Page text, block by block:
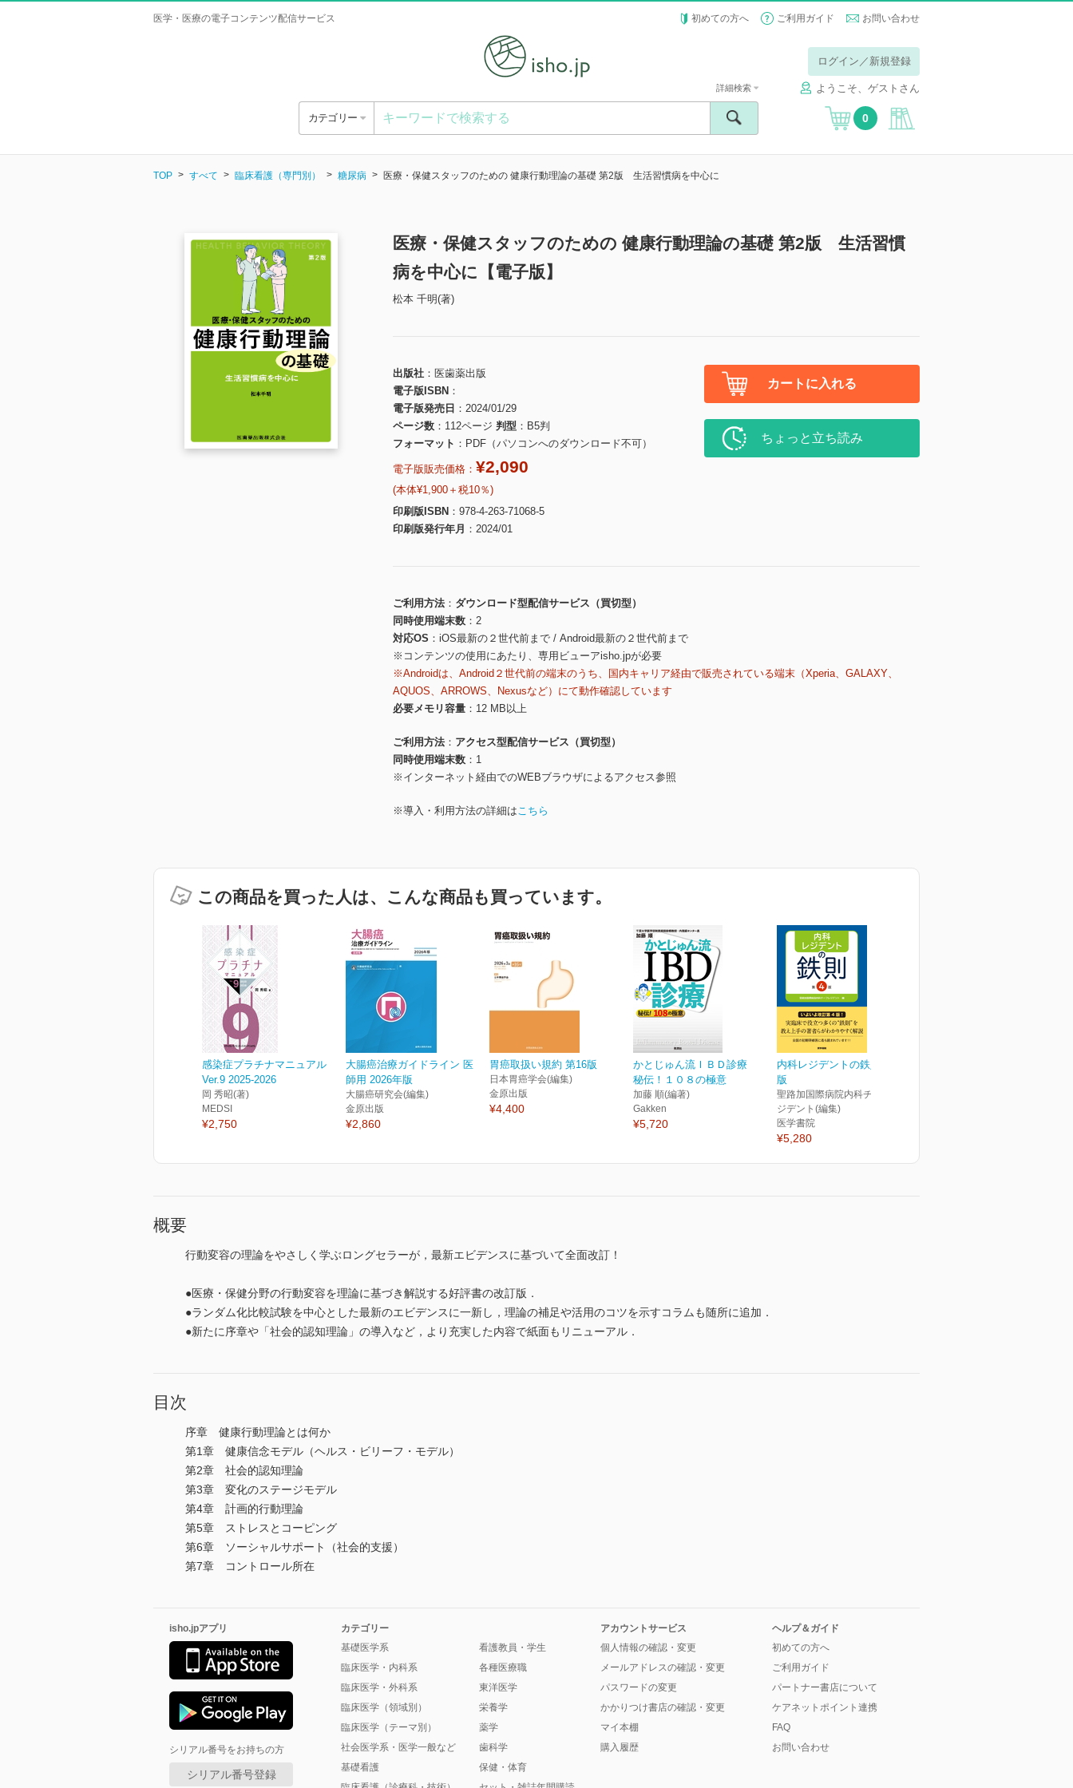
医学・医療の電子コンテンツ配信サービス 初めての方へ ご利用ガイド お問い合わせ
ログイン／新規登録
ようこそ、ゲストさん
カテゴリー
詳細検索
0
TOP すべて 臨床看護（専門別） 糖尿病 医療・保健スタッフのための 健康行動理論の基礎 第2版 生活習慣病を中心に
医療・保健スタッフのための 健康行動理論の基礎 第2版 生活習慣
病を中心に【電子版】
松本 千明(著)
出版社
医歯薬出版
電子版ISBN
電子版発売日
2024/01/29
ページ数
112ページ 判型
B5判
フォーマット
PDF（パソコンへのダウンロード不可）
電子版販売価格： ¥2,090
(本体¥1,900＋税10％)
印刷版ISBN
978-4-263-71068-5
印刷版発行年月
2024/01
カートに入れる
ちょっと立ち読み
ご利用方法
ダウンロード型配信サービス（買切型）
同時使用端末数
2
対応OS
iOS最新の２世代前まで / Android最新の２世代前まで
※コンテンツの使用にあたり、専用ビューアisho.jpが必要
※Androidは、Android２世代前の端末のうち、国内キャリア経由で販売されている端末（Xperia、GALAXY、
AQUOS、ARROWS、Nexusなど）にて動作確認しています
必要メモリ容量
12 MB以上
ご利用方法
アクセス型配信サービス（買切型）
同時使用端末数
1
※インターネット経由でのWEBブラウザによるアクセス参照
※導入・利用方法の詳細はこちら
この商品を買った人は、こんな商品も買っています。
感染症プラチナマニュアル
Ver.9 2025-2026
岡 秀昭(著)
MEDSI
¥2,750
大腸癌治療ガイドライン 医
師用 2026年版
大腸癌研究会(編集)
金原出版
¥2,860
胃癌取扱い規約 第16版
日本胃癌学会(編集)
金原出版
¥4,400
かとじゅん流ＩＢＤ診療
秘伝！１０８の極意
加藤 順(編著)
Gakken
¥5,720
内科レジデントの鉄則 第4
版
聖路加国際病院内科チーフレ
ジデント(編集)
医学書院
¥5,280
概要
行動変容の理論をやさしく学ぶロングセラーが，最新エビデンスに基づいて全面改訂！
●医療・保健分野の行動変容を理論に基づき解説する好評書の改訂版．
●ランダム化比較試験を中心とした最新のエビデンスに一新し，理論の補足や活用のコツを示すコラムも随所に追加．
●新たに序章や「社会的認知理論」の導入など，より充実した内容で紙面もリニューアル．
目次
序章 健康行動理論とは何か
第1章 健康信念モデル（ヘルス・ビリーフ・モデル）
第2章 社会的認知理論
第3章 変化のステージモデル
第4章 計画的行動理論
第5章 ストレスとコーピング
第6章 ソーシャルサポート（社会的支援）
第7章 コントロール所在
isho.jpアプリ
シリアル番号をお持ちの方
シリアル番号登録
カテゴリー
基礎医学系
臨床医学・内科系
臨床医学・外科系
臨床医学（領域別）
臨床医学（テーマ別）
社会医学系・医学一般など
基礎看護
看護教員・学生
各種医療職
東洋医学
栄養学
薬学
歯科学
保健・体育
アカウントサービス
個人情報の確認・変更
メールアドレスの確認・変更
パスワードの変更
かかりつけ書店の確認・変更
マイ本棚
購入履歴
ヘルプ＆ガイド
初めての方へ
ご利用ガイド
パートナー書店について
ケアネットポイント連携
FAQ
お問い合わせ